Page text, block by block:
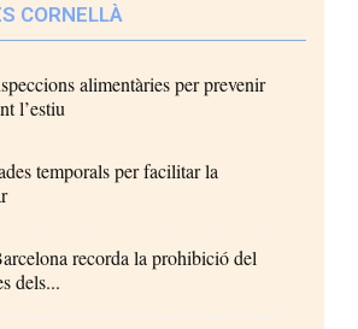
CORNELLÀ
alimentàries per prevenir
l’estiu
temporals per facilitar la
recorda la prohibició del
dels...